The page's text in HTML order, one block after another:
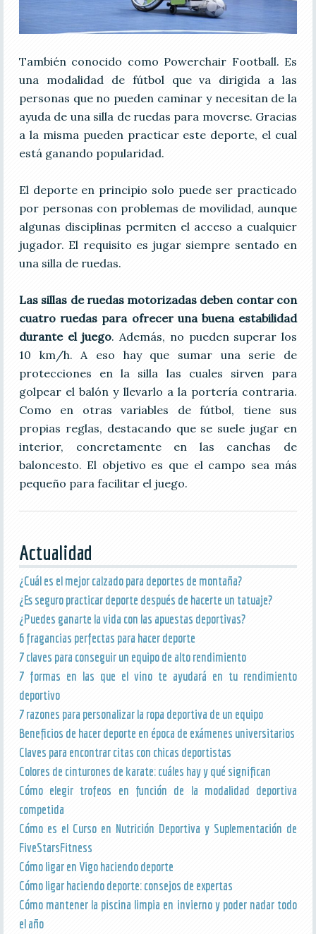
También conocido como Powerchair Football. Es
una modalidad de fútbol que va dirigida a las
personas que no pueden caminar y necesitan de la
ayuda de una silla de ruedas para moverse. Gracias
a la misma pueden practicar este deporte, el cual
está ganando popularidad.
El deporte en principio solo puede ser practicado
por personas con problemas de movilidad, aunque
algunas disciplinas permiten el acceso a cualquier
jugador. El requisito es jugar siempre sentado en
una silla de ruedas.
Las sillas de ruedas motorizadas deben contar con
cuatro ruedas para ofrecer una buena estabilidad
durante el juego. Además, no pueden superar los
10 km/h. A eso hay que sumar una serie de
protecciones en la silla las cuales sirven para
golpear el balón y llevarlo a la portería contraria.
Como en otras variables de fútbol, tiene sus
propias reglas, destacando que se suele jugar en
interior, concretamente en las canchas de
baloncesto. El objetivo es que el campo sea más
pequeño para facilitar el juego.
Actualidad
¿Cuál es el mejor calzado para deportes de montaña?
¿Es seguro practicar deporte después de hacerte un tatuaje?
¿Puedes ganarte la vida con las apuestas deportivas?
6 fragancias perfectas para hacer deporte
7 claves para conseguir un equipo de alto rendimiento
7 formas en las que el vino te ayudará en tu rendimiento
deportivo
7 razones para personalizar la ropa deportiva de un equipo
Beneficios de hacer deporte en época de exámenes universitarios
Claves para encontrar citas con chicas deportistas
Colores de cinturones de karate: cuáles hay y qué significan
Cómo elegir trofeos en función de la modalidad deportiva
competida
Cómo es el Curso en Nutrición Deportiva y Suplementación de
FiveStarsFitness
Cómo ligar en Vigo haciendo deporte
Cómo ligar haciendo deporte: consejos de expertas
Cómo mantener la piscina limpia en invierno y poder nadar todo
el año